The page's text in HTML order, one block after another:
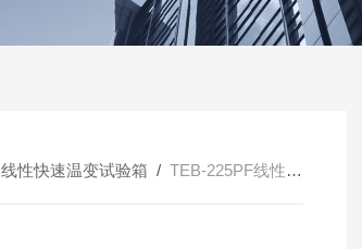
线性快速温变试验箱 / TEB-225PF线性快速温变试验箱